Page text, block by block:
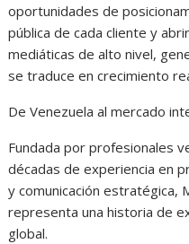
oportunidades de
pública de cada cliente y
mediáticas de alto nivel,
se traduce en crecimiento
De Venezuela al mercado
Fundada por profesionales
décadas de experiencia en
y comunicación estratégica,
representa una historia de
global.